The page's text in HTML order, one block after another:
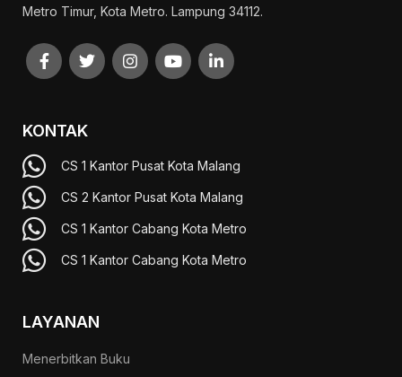
Metro Timur, Kota Metro. Lampung 34112.
KONTAK
CS 1 Kantor Pusat Kota Malang
CS 2 Kantor Pusat Kota Malang
CS 1 Kantor Cabang Kota Metro
CS 1 Kantor Cabang Kota Metro
LAYANAN
Menerbitkan Buku